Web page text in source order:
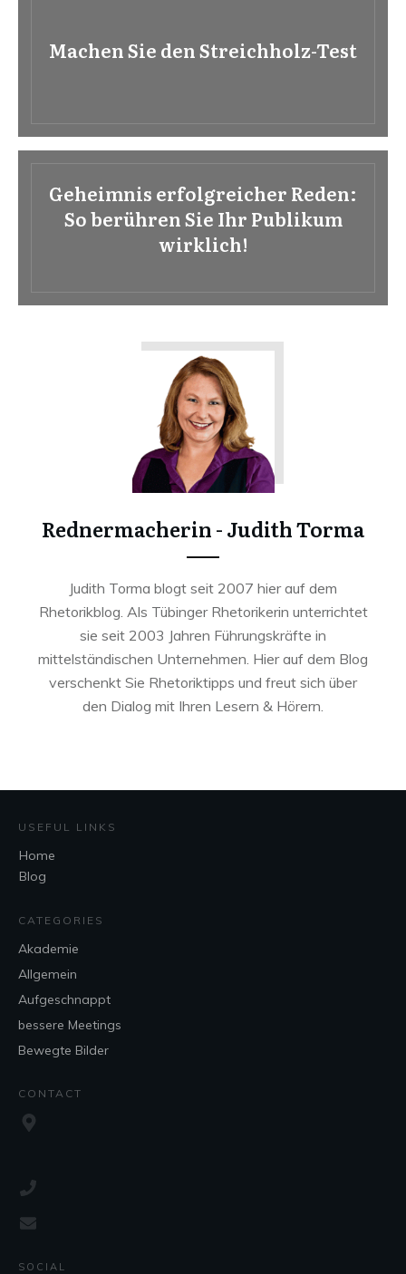
Machen Sie den Streichholz-Test
Geheimnis erfolgreicher Reden:
So berühren Sie Ihr Publikum
wirklich!
Rednermacherin - Judith Torma
Judith Torma blogt seit 2007 hier auf dem
Rhetorikblog. Als Tübinger Rhetorikerin unterrichtet
sie seit 2003 Jahren Führungskräfte in
mittelständischen Unternehmen. Hier auf dem Blog
verschenkt Sie Rhetoriktipps und freut sich über
den Dialog mit Ihren Lesern & Hörern.
USEFUL LINKS
Home
Blog
CATEGORIES
Akademie
Allgemein
Aufgeschnappt
bessere Meetings
Bewegte Bilder
CONTACT
SOCIAL